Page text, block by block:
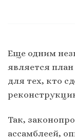
Еще одним
является
для тех, кто
Так,
ассамблеей,